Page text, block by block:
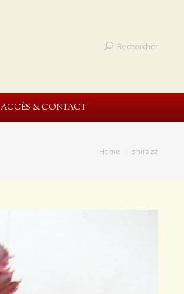
Rechercher
ACCÈS & CONTACT
Home shirazz